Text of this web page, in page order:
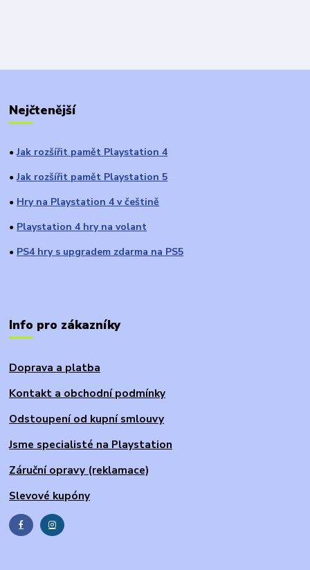
Nejčtenější
● Jak rozšířit pamět Playstation 4
● Jak rozšířit pamět Playstation 5
● Hry na Playstation 4 v češtině
● Playstation 4 hry na volant
● PS4 hry s upgradem zdarma na PS5
Info pro zákazníky
Doprava a platba
Kontakt a obchodní podmínky
Odstoupení od kupní smlouvy
Jsme specialisté na Playstation
Záruční opravy (reklamace)
Slevové kupóny